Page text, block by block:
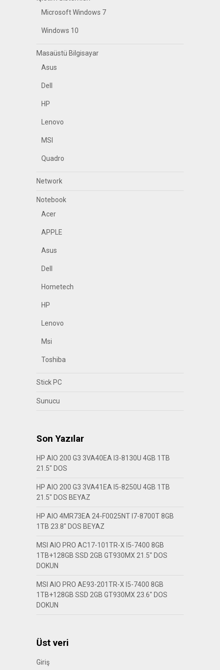
Microsoft Windows 7
Windows 10
Masaüstü Bilgisayar
Asus
Dell
HP
Lenovo
MSI
Quadro
Network
Notebook
Acer
APPLE
Asus
Dell
Hometech
HP
Lenovo
Msi
Toshiba
Stick PC
Sunucu
Son Yazılar
HP AIO 200 G3 3VA40EA I3-8130U 4GB 1TB
21.5″ DOS
HP AIO 200 G3 3VA41EA I5-8250U 4GB 1TB
21.5″ DOS BEYAZ
HP AIO 4MR73EA 24-F0025NT I7-8700T 8GB
1TB 23.8″ DOS BEYAZ
MSI AIO PRO AC17-101TR-X I5-7400 8GB
1TB+128GB SSD 2GB GT930MX 21.5″ DOS
DOKUN
MSI AIO PRO AE93-201TR-X I5-7400 8GB
1TB+128GB SSD 2GB GT930MX 23.6″ DOS
DOKUN
Üst veri
Giriş